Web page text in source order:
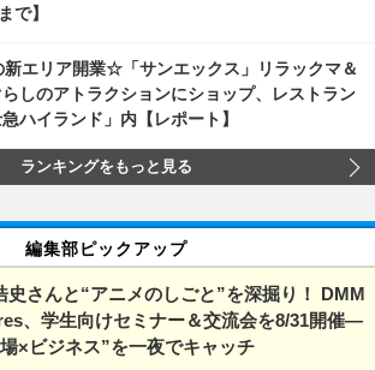
で】
新エリア開業☆「サンエックス」リラックマ＆
しのアトラクションにショップ、レストラン
ハイランド」内【レポート】
ランキングをもっと見る
編集部ピックアップ
史さんと“アニメのしごと”を深掘り！ DMM
、学生向けセミナー＆交流会を8/31開催―
×ビジネス”を一夜でキャッチ